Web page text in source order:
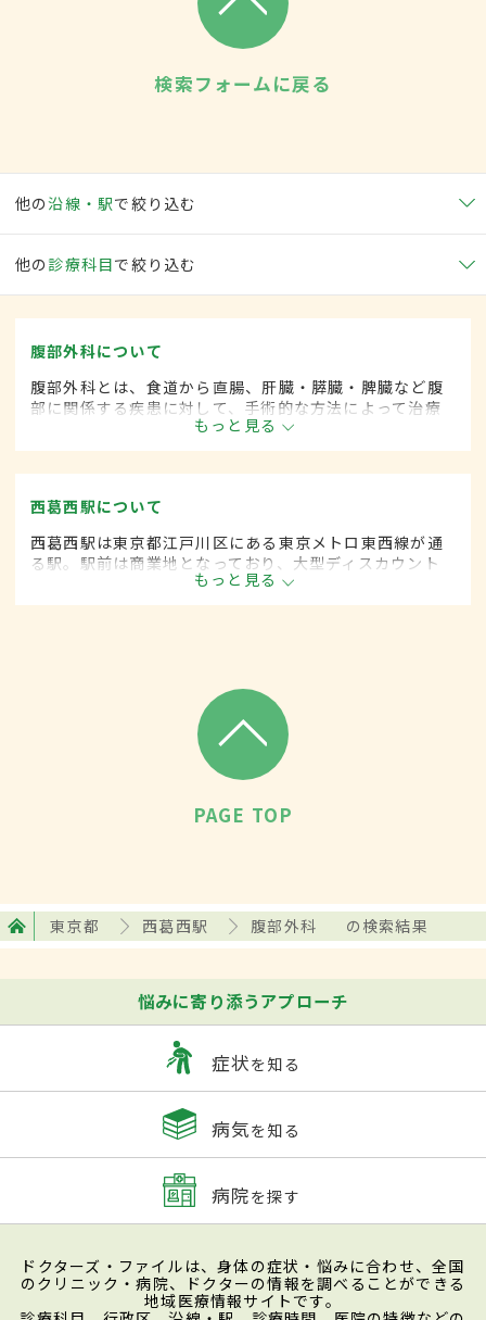
検索フォームに戻る
他の沿線・駅で絞り込む
他の 診療科目で絞り込む
腹部外科について
腹部外科とは、食道から直腸、肝臓・膵臓・脾臓など腹
部に関係する疾患に対して、手術的な方法によって治療
する外科の一領域です。もっと見る
西葛西駅について
西葛西駅は東京都江戸川区にある東京メトロ東西線が通
る駅。駅前は商業地となっており、大型ディスカウント
ショップや複合商業施設、家電量販店などが立ち並ぶ。
周辺エリアはマンションや住宅団地があり、駅の利用者
もっと見る
PAGE TOP
東京都 西葛西駅 腹部外科 の検索結果
悩みに寄り添うアプローチ
症状を知る
病気を知る
病院を探す
ドクターズ・ファイルは、身体の症状・悩みに合わせ、全国
のクリニック・病院、ドクターの情報を調べることができる
地域医療情報サイトです。